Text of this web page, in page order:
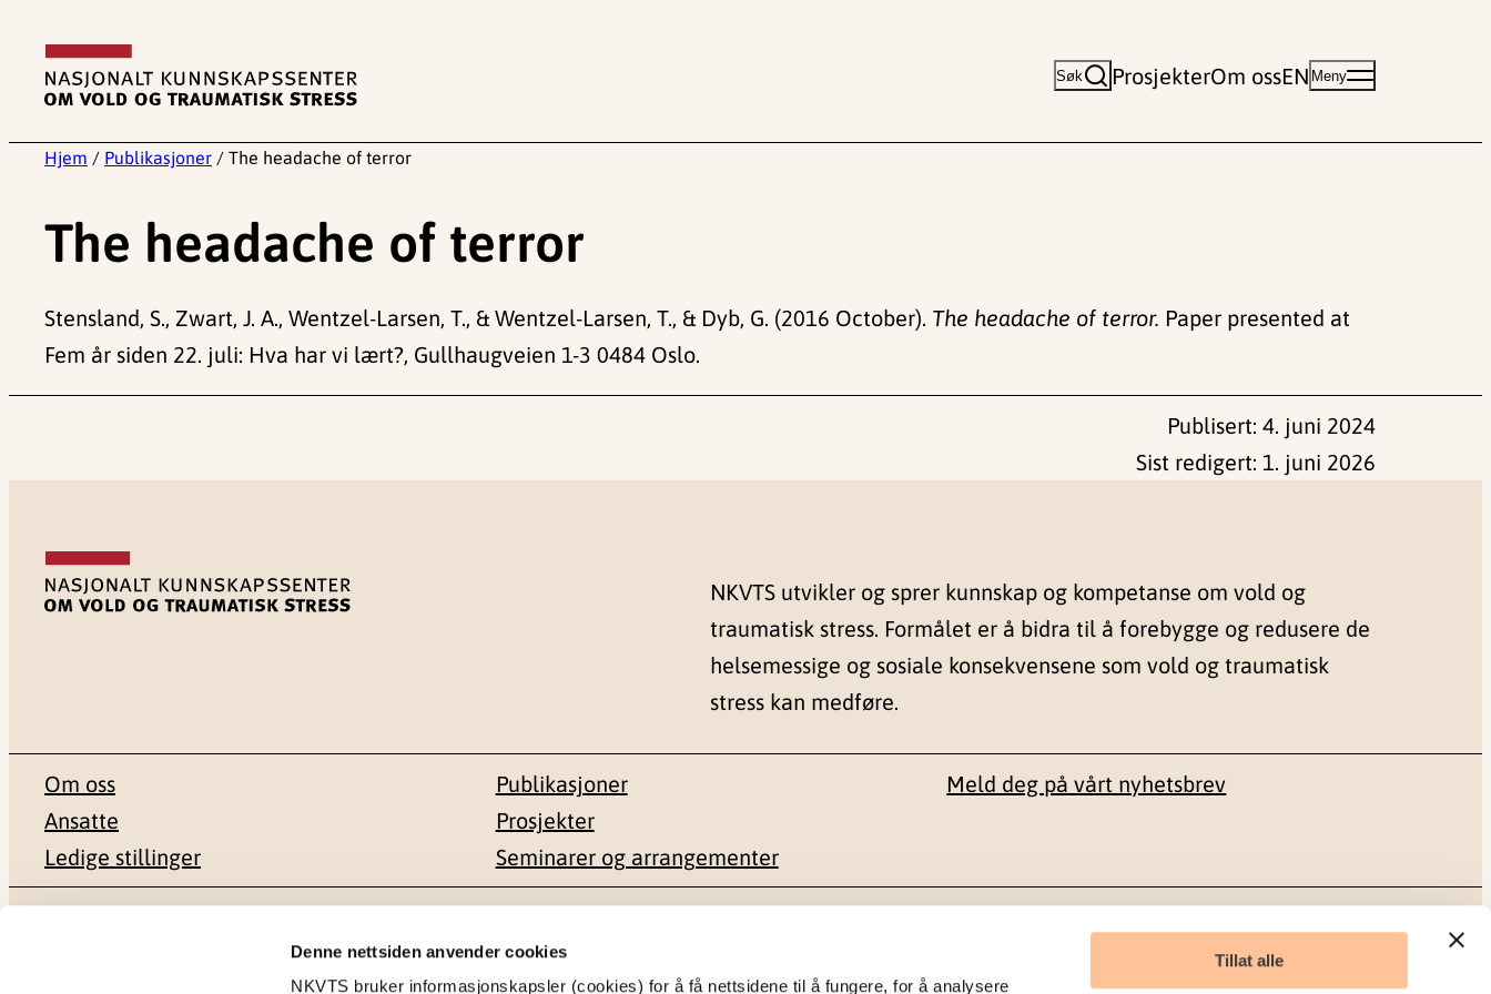
Denne nettsiden anvender cookies
NKVTS bruker informasjonskapsler (cookies) for å få nettsidene til å fungere, for å analysere
Tillat alle
innhold
Søk ProsjekterOm ossEN Meny
Hjem / Publikasjoner / The headache of terror
The headache of terror
Stensland, S., Zwart, J. A., Wentzel-Larsen, T., & Wentzel-Larsen, T., & Dyb, G. (2016 October). The headache of terror. Paper presented at
Fem år siden 22. juli: Hva har vi lært?, Gullhaugveien 1-3 0484 Oslo.
Publisert: 4. juni 2024
Sist redigert: 1. juni 2026
NKVTS utvikler og sprer kunnskap og kompetanse om vold og
traumatisk stress. Formålet er å bidra til å forebygge og redusere de
helsemessige og sosiale konsekvensene som vold og traumatisk
stress kan medføre.
Om oss
Ansatte
Ledige stillinger
Publikasjoner
Prosjekter
Seminarer og arrangementer
Meld deg på vårt nyhetsbrev
Besøksadresse Sosiale medier